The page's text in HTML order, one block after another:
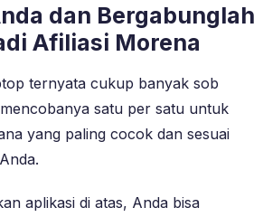
dan Bergabunglah
Afiliasi Morena
ternyata cukup banyak sob
satu per satu untuk
yang paling cocok dan sesuai
aplikasi di atas, Anda bisa